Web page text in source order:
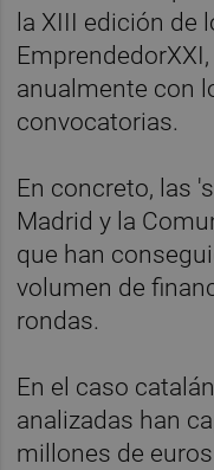
la XIII edición de
anualmente con
convocatorias.
En concreto, las
Madrid y la
que han
volumen de
rondas.
En el caso
analizadas han
millones de